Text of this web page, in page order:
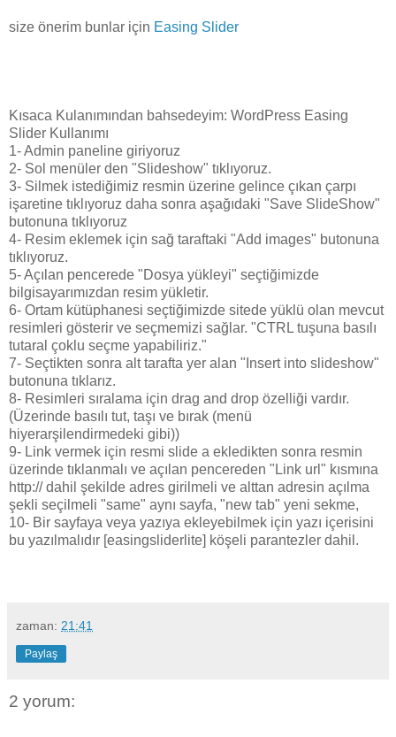
size önerim bunlar için Easing Slider
Kısaca Kulanımından bahsedeyim: WordPress Easing
Slider Kullanımı
1- Admin paneline giriyoruz
2- Sol menüler den "Slideshow" tıklıyoruz.
3- Silmek istediğimiz resmin üzerine gelince çıkan çarpı
işaretine tıklıyoruz daha sonra aşağıdaki "Save SlideShow"
butonuna tıklıyoruz
4- Resim eklemek için sağ taraftaki "Add images" butonuna
tıklıyoruz.
5- Açılan pencerede "Dosya yükleyi" seçtiğimizde
bilgisayarımızdan resim yükletir.
6- Ortam kütüphanesi seçtiğimizde sitede yüklü olan mevcut
resimleri gösterir ve seçmemizi sağlar. "CTRL tuşuna basılı
tutaral çoklu seçme yapabiliriz."
7- Seçtikten sonra alt tarafta yer alan "Insert into slideshow"
butonuna tıklarız.
8- Resimleri sıralama için drag and drop özelliği vardır.
(Üzerinde basılı tut, taşı ve bırak (menü
hiyerarşilendirmedeki gibi))
9- Link vermek için resmi slide a ekledikten sonra resmin
üzerinde tıklanmalı ve açılan pencereden "Link url" kısmına
http:// dahil şekilde adres girilmeli ve alttan adresin açılma
şekli seçilmeli "same" aynı sayfa, "new tab" yeni sekme,
10- Bir sayfaya veya yazıya ekleyebilmek için yazı içerisini
bu yazılmalıdır [easingsliderlite] köşeli parantezler dahil.
zaman: 21:41
Paylaş
2 yorum: